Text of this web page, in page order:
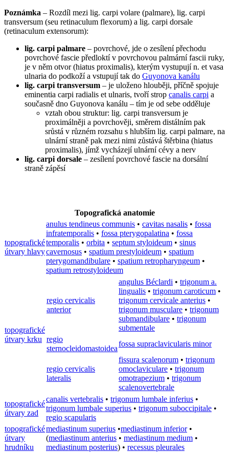
Poznámka – Rozdíl mezi lig. carpi volare (palmare), lig. carpi
transversum (seu retinaculum flexorum) a lig. carpi dorsale
(retinaculum extensorum):
lig. carpi palmare – povrchové, jde o zesílení přechodu
povrchové fascie předloktí v povrchovou palmární fascii ruky,
je v něm otvor (hiatus proximalis), kterým vystupují n. et vasa
ulnaria do podkoží a vstupují tak do Guyonova kanálu
lig. carpi transversum – je uloženo hlouběji, příčně spojuje
eminentia carpi radialis et ulnaris, tvoří strop canalis carpi a
současně dno Guyonova kanálu – tím je od sebe odděluje
vztah obou struktur: lig. carpi transversum je
proximálněji a povrchověji, směrem distálním pak
srůstá v různém rozsahu s hlubším lig. carpi palmare, na
ulnární straně pak mezi nimi zůstává štěrbina (hiatus
proximalis), jímž vycházejí ulnární cévy a nerv
lig. carpi dorsale – zesílení povrchové fascie na dorsální
straně zápěsí
Topografická anatomie
topografické
útvary hlavy
anulus tendineus communis • cavitas nasalis • fossa
infratemporalis • fossa pterygopalatina • fossa
temporalis • orbita • septum styloideum • sinus
cavernosus • spatium prestyloideum • spatium
pterygomandibulare • spatium retropharyngeum •
spatium retrostyloideum
topografické
útvary krku
regio cervicalis
anterior
angulus Béclardi • trigonum a.
lingualis • trigonum caroticum •
trigonum cervicale anterius •
trigonum musculare • trigonum
submandibulare • trigonum
submentale
regio
sternocleidomastoidea
fossa supraclavicularis minor
regio cervicalis
lateralis
fissura scalenorum • trigonum
omoclaviculare • trigonum
omotrapezium • trigonum
scalenovertebrale
topografické
útvary zad
canalis vertebralis • trigonum lumbale inferius •
trigonum lumbale superius • trigonum suboccipitale •
regio scapularis
topografické
útvary
hrudníku
mediastinum superius •mediastinum inferior•
(mediastinum anterius • mediastinum medium •
mediastinum posterius) • recessus pleurales